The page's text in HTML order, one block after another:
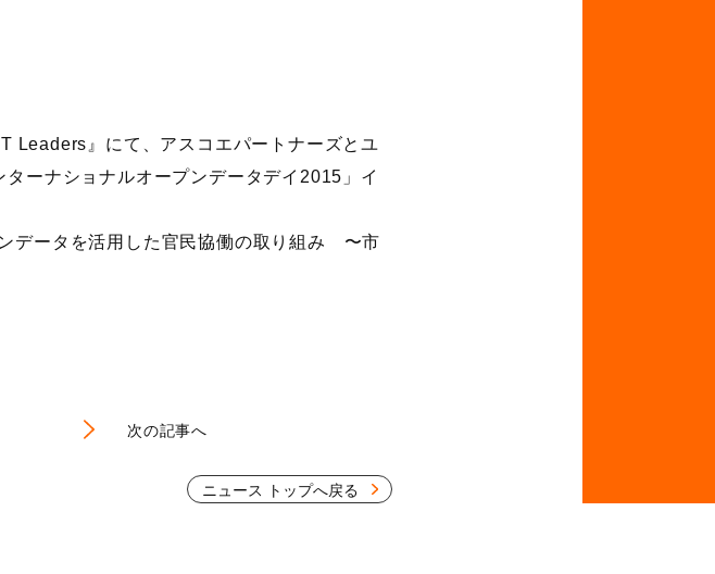
Leaders』にて、アスコエパートナーズとユ
ーナショナルオープンデータデイ2015」イ
データを活用した官民協働の取り組み 〜市
次の記事へ
ニュース トップへ戻る